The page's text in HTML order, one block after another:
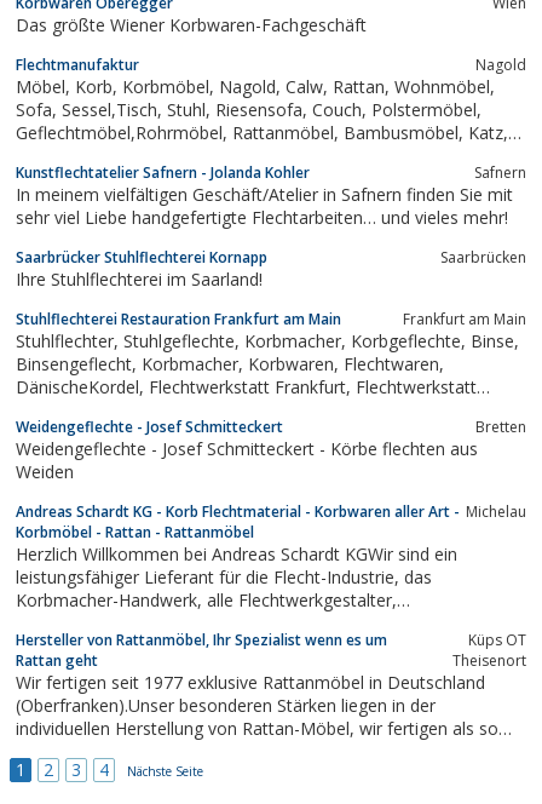
und ungeschälten Weiden, Peddigrohr, Binsen... Wir übernehmen
auch Reparaturen und...
Das größte Wiener Korbwaren-Fachgeschäft
Flechtmanufaktur Nagold
Möbel, Korb, Korbmöbel, Nagold, Calw, Rattan, Wohnmöbel,
Sofa, Sessel,Tisch, Stuhl, Riesensofa, Couch, Polstermöbel,
Geflechtmöbel,Rohrmöbel, Rattanmöbel, Bambusmöbel, Katz,
Kunstflechtatelier Safnern - Jolanda Kohler Safnern
In meinem vielfältigen Geschäft/Atelier in Safnern finden Sie mit
sehr viel Liebe handgefertigte Flechtarbeiten… und vieles mehr!
Saarbrücker Stuhlflechterei Kornapp Saarbrücken
Ihre Stuhlflechterei im Saarland!
Stuhlflechterei Restauration Frankfurt am Main Frankfurt am Main
Stuhlflechter, Stuhlgeflechte, Korbmacher, Korbgeflechte, Binse,
Binsengeflecht, Korbmacher, Korbwaren, Flechtwaren,
DänischeKordel, Flechtwerkstatt Frankfurt, Flechtwerkstatt
Frankfurt, Geflechtstuhl, Holzbearbeitung, Holzaufbearbeitung,...
Weidengeflechte - Josef Schmitteckert Bretten
Weidengeflechte - Josef Schmitteckert - Körbe flechten aus
Weiden
Andreas Schardt KG - Korb Flechtmaterial - Korbwaren aller Art -
Korbmöbel - Rattan - Rattanmöbel
Michelau
Herzlich Willkommen bei Andreas Schardt KGWir sind ein
leistungsfähiger Lieferant für die Flecht-Industrie, das
Korbmacher-Handwerk, alle Flechtwerkgestalter,
(ET/BT/AT/Reha), Zubehör für Kampfsportarten,
Bogenschießen, Reitsport (Cavallettis), Bastel-/Flechtmaterial
für...
Hersteller von Rattanmöbel, Ihr Spezialist wenn es um
Rattan geht
Küps OT
Theisenort
Wir fertigen seit 1977 exklusive Rattanmöbel in Deutschland
(Oberfranken).Unser besonderen Stärken liegen in der
individuellen Herstellung von Rattan-Möbel, wir fertigen als so
Wünsche auch in die Tat umsetzen.Besuchen Sie einfach unsere
1 2 3 4 Nächste Seite